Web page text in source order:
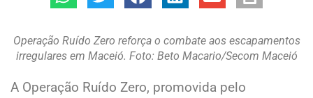
Operação Ruído Zero reforça o combate aos escapamentos
irregulares em Maceió. Foto: Beto Macario/Secom Maceió
A Operação Ruído Zero, promovida pelo